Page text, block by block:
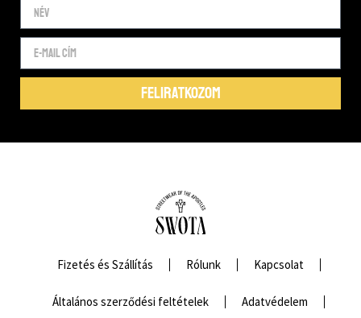
FELIRATKOZOM
Fizetés és Szállítás Rólunk Kapcsolat
Általános szerződési feltételek Adatvédelem